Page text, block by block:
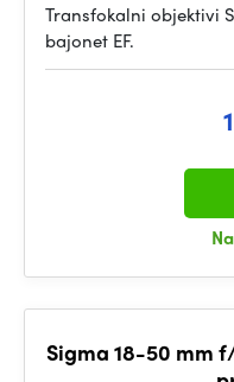
Transfokalni objektivi
bajonet EF.
Sigma 18-50 mm